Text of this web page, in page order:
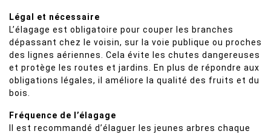
Légal et nécessaire
L’élagage est obligatoire pour couper les branches
dépassant chez le voisin, sur la voie publique ou proches
des lignes aériennes. Cela évite les chutes dangereuses
et protège les routes et jardins. En plus de répondre aux
obligations légales, il améliore la qualité des fruits et du
bois.
Fréquence de l’élagage
Il est recommandé d’élaguer les jeunes arbres chaque